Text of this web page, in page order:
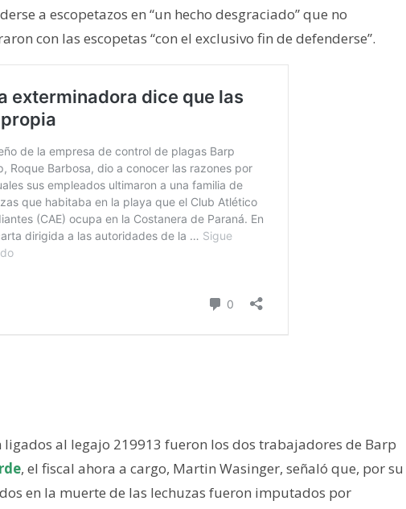
a escopetazos en “un hecho desgraciado” que no
con las escopetas “con el exclusivo fin de defenderse”.
al legajo 219913 fueron los dos trabajadores de Barp
, el fiscal ahora a cargo, Martin Wasinger, señaló que, por su
en la muerte de las lechuzas fueron imputados por